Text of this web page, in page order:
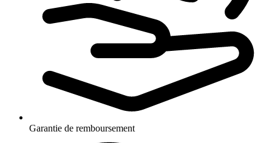
Garantie de remboursement